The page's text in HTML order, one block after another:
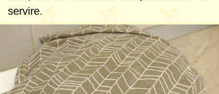
servire.